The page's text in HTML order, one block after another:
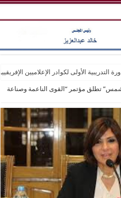
التدريبية الأولى لكوادر الإعلاميين
تطلق مؤتمر “القوى الناعمة وصناعة